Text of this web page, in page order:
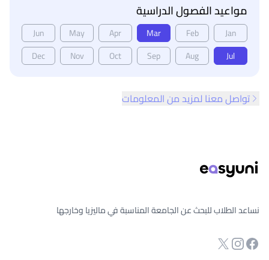
مواعيد الفصول الدراسية
Jan
Feb
Mar
Apr
May
Jun
Jul
Aug
Sep
Oct
Nov
Dec
تواصل معنا لمزيد من المعلومات
نساعد الطلاب للبحث عن الجامعة المناسبة في ماليزيا وخارجها
صفحة الفيسبوك
انستجرام
Twitter